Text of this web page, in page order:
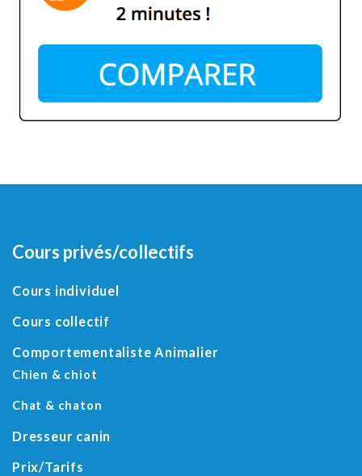
Cours privés/collectifs
Cours individuel
Cours collectif
Comportementaliste Animalier
Chien & chiot
Chat & chaton
Dresseur canin
Prix/Tarifs